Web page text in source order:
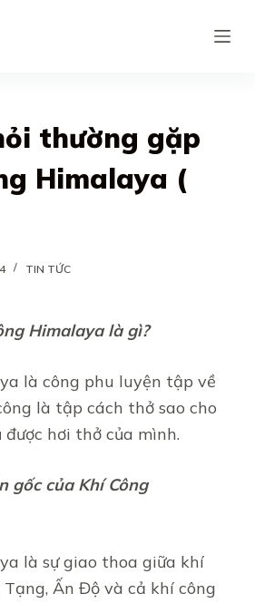
thường gặp
Himalaya (
TIN TỨC
Himalaya là gì?
là công phu luyện tập về
là tập cách thở sao cho
hơi thở của mình.
gốc của Khí Công
là sự giao thoa giữa khí
Tạng, Ấn Độ và cả khí công